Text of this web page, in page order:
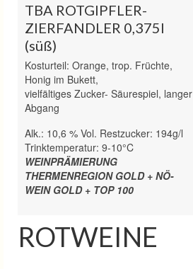
TBA ROTGIPFLER-
ZIERFANDLER 0,375l
(süß)
Kosturteil: Orange, trop. Früchte,
Honig im Bukett,
vielfältiges Zucker- Säurespiel, langer
Abgang
Alk.: 10,6 % Vol. Restzucker: 194g/l
Trinktemperatur: 9-10°C
WEINPRÄMIERUNG
THERMENREGION GOLD + NÖ-
WEIN GOLD + TOP 100
ROTWEINE